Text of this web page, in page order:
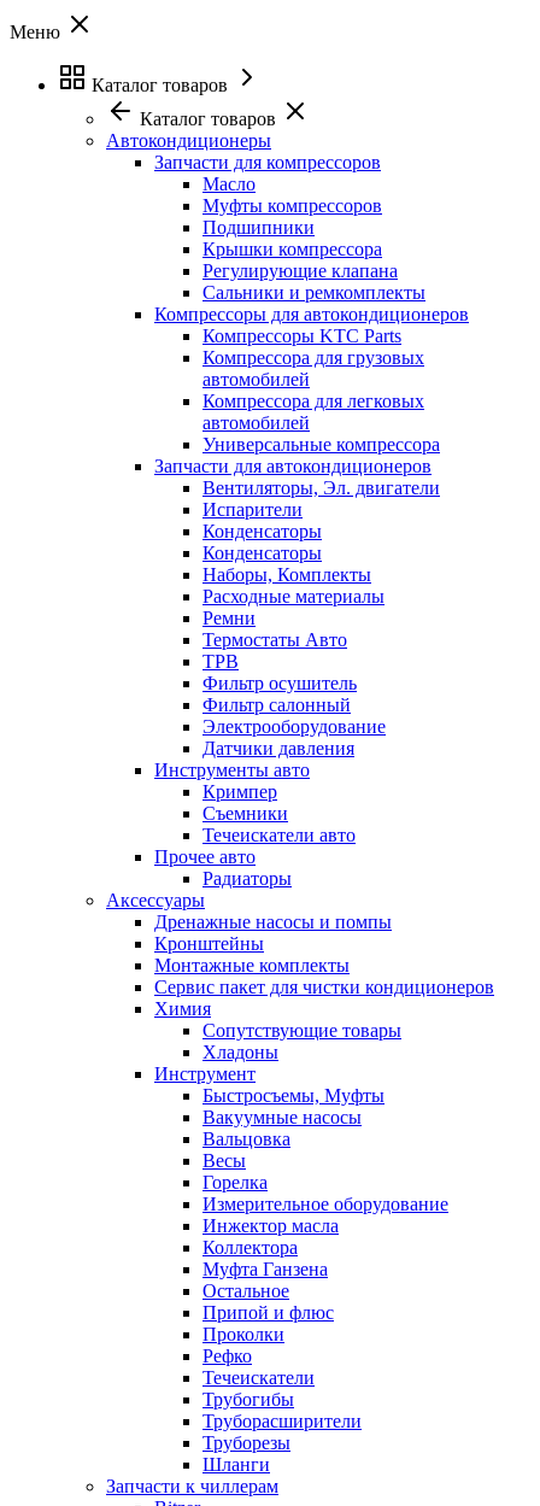
Меню
Каталог товаров
Каталог товаров
Автокондиционеры
Запчасти для компрессоров
Масло
Муфты компрессоров
Подшипники
Крышки компрессора
Регулирующие клапана
Сальники и ремкомплекты
Компрессоры для автокондиционеров
Компрессоры KTC Parts
Компрессора для грузовых
автомобилей
Компрессора для легковых
автомобилей
Универсальные компрессора
Запчасти для автокондиционеров
Вентиляторы, Эл. двигатели
Испарители
Конденсаторы
Конденсаторы
Наборы, Комплекты
Расходные материалы
Ремни
Термостаты Авто
ТРВ
Фильтр осушитель
Фильтр салонный
Электрооборудование
Датчики давления
Инструменты авто
Кримпер
Съемники
Течеискатели авто
Прочее авто
Радиаторы
Аксессуары
Дренажные насосы и помпы
Кронштейны
Монтажные комплекты
Сервис пакет для чистки кондиционеров
Химия
Сопутствующие товары
Хладоны
Инструмент
Быстросъемы, Муфты
Вакуумные насосы
Вальцовка
Весы
Горелка
Измерительное оборудование
Инжектор масла
Коллектора
Муфта Ганзена
Остальное
Припой и флюс
Проколки
Рефко
Течеискатели
Трубогибы
Труборасширители
Труборезы
Шланги
Запчасти к чиллерам